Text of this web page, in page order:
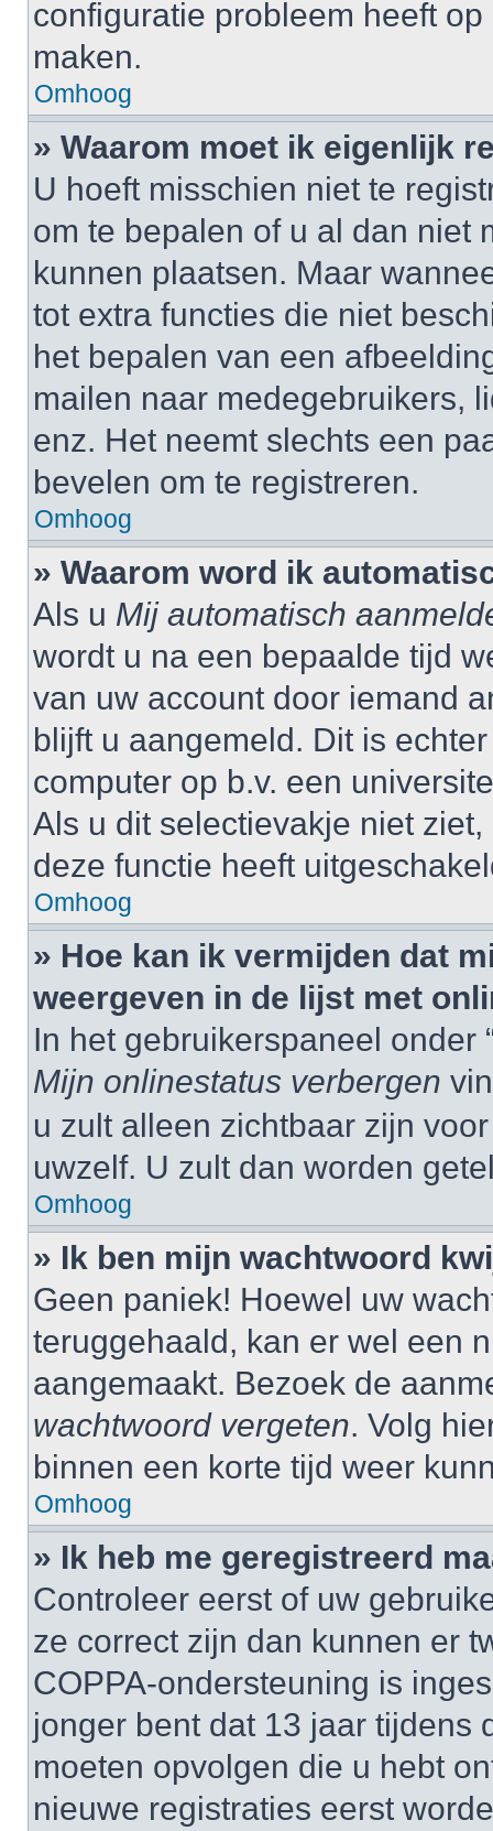
configuratie probleem heeft
maken.
Omhoog
» Waarom moet ik eigenlijk
U hoeft misschien niet te
om te bepalen of u al dan niet
kunnen plaatsen. Maar
tot extra functies die niet
het bepalen van een
mailen naar medegebruikers,
enz. Het neemt slechts een
bevelen om te registreren.
Omhoog
» Waarom word ik
Als u Mij automatisch
wordt u na een bepaalde tijd
van uw account door iemand
blijft u aangemeld. Dit is
computer op b.v. een
Als u dit selectievakje niet
deze functie heeft
Omhoog
» Hoe kan ik vermijden dat
weergeven in de lijst met
In het gebruikerspaneel onder
Mijn onlinestatus verbergen
u zult alleen zichtbaar zijn
uwzelf. U zult dan worden
Omhoog
» Ik ben mijn wachtwoord
Geen paniek! Hoewel uw
teruggehaald, kan er wel een
aangemaakt. Bezoek de
wachtwoord vergeten. Volg
binnen een korte tijd weer
Omhoog
» Ik heb me geregistreerd
Controleer eerst of uw
ze correct zijn dan kunnen er
COPPA-ondersteuning is
jonger bent dat 13 jaar tijdens
moeten opvolgen die u hebt
nieuwe registraties eerst